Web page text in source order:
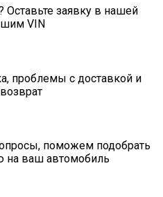
Оставьте заявку в нашей
VIN
проблемы с доставкой и
поможем подобрать
на ваш автомобиль